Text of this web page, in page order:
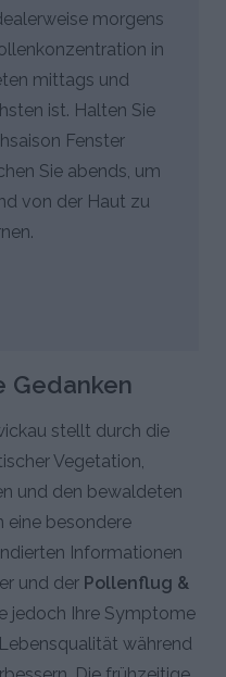
morgens
in
mittags und
ist. Halten Sie
Fenster
Sie abends, um
von der Haut zu
Gedanken
stellt durch die
Vegetation,
und den bewaldeten
eine besondere
Informationen
und der Pollenflug &
jedoch Ihre Symptome
während